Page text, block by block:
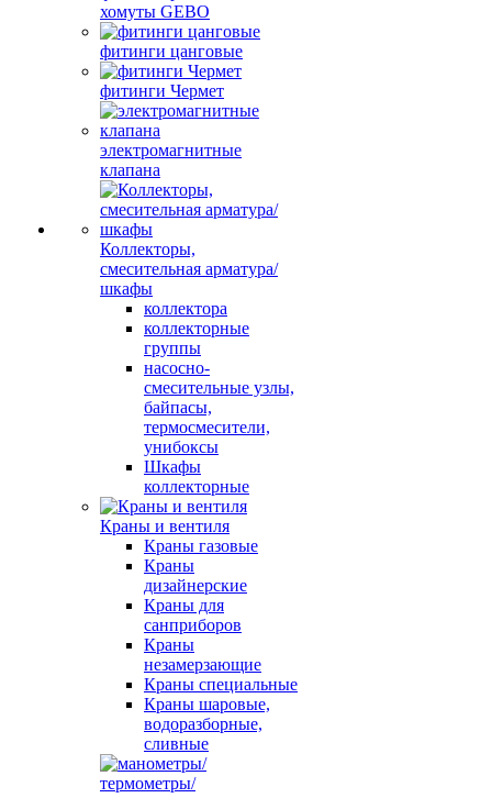
хомуты GEBO
фитинги цанговые
фитинги Чермет
электромагнитные
клапана
Коллекторы,
смесительная арматура/
шкафы
коллектора
коллекторные
группы
насосно-
смесительные узлы,
байпасы,
термосмесители,
унибоксы
Шкафы
коллекторные
Краны и вентиля
Краны газовые
Краны
дизайнерские
Краны для
санприборов
Краны
незамерзающие
Краны специальные
Краны шаровые,
водоразборные,
сливные